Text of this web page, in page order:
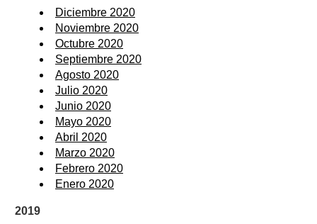
Diciembre 2020
Noviembre 2020
Octubre 2020
Septiembre 2020
Agosto 2020
Julio 2020
Junio 2020
Mayo 2020
Abril 2020
Marzo 2020
Febrero 2020
Enero 2020
2019